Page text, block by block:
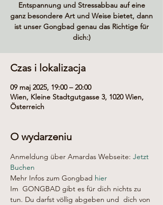
Entspannung und Stressabbau auf eine
ganz besondere Art und Weise bietet, dann
ist unser Gongbad genau das Richtige für
dich:)
Czas i lokalizacja
09 maj 2025, 19:00 – 20:00
Wien, Kleine Stadtgutgasse 3, 1020 Wien,
Österreich
O wydarzeniu
Anmeldung über Amardas Webseite: Jetzt
Buchen
Mehr Infos zum Gongbad hier
Im  GONGBAD gibt es für dich nichts zu
tun. Du darfst völlig abgeben und  dich von